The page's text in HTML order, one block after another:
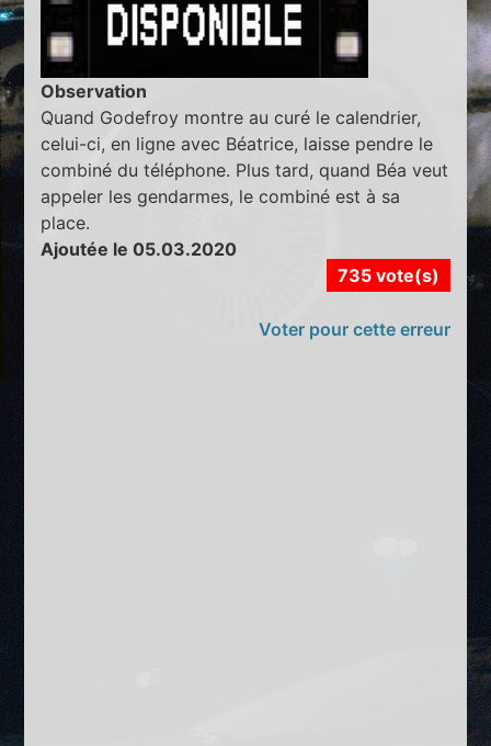
Observation
Quand Godefroy montre au curé le calendrier,
celui-ci, en ligne avec Béatrice, laisse pendre le
combiné du téléphone. Plus tard, quand Béa veut
appeler les gendarmes, le combiné est à sa
place.
Ajoutée le 05.03.2020
735 vote(s)
Voter pour cette erreur